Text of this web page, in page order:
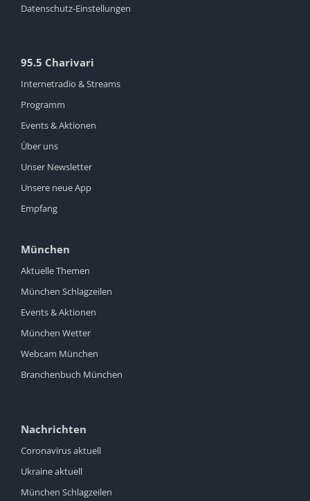
Datenschutz-Einstellungen
95.5 Charivari
Internetradio & Streams
Programm
Events & Aktionen
Über uns
Unser Newsletter
Unsere neue App
Empfang
München
Aktuelle Themen
München Schlagzeilen
Events & Aktionen
München Wetter
Webcam München
Branchenbuch München
Nachrichten
Coronavirus aktuell
Ukraine aktuell
München Schlagzeilen